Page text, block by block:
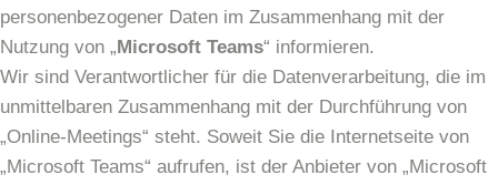
personenbezogener Daten im Zusammenhang mit der
Nutzung von „ Microsoft Teams“ informieren.
Wir sind Verantwortlicher für die Datenverarbeitung, die im
unmittelbaren Zusammenhang mit der Durchführung von
„Online-Meetings“ steht. Soweit Sie die Internetseite von
„Microsoft Teams“ aufrufen, ist der Anbieter von „Microsoft